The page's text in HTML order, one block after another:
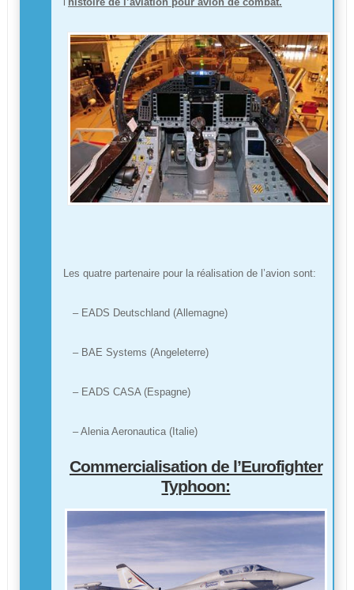
Les quatre partenaire pour la réalisation de l’avion sont:
– EADS Deutschland (Allemagne)
– BAE Systems (Angeleterre)
– EADS CASA (Espagne)
– Alenia Aeronautica (Italie)
Commercialisation de l’Eurofighter
Typhoon: